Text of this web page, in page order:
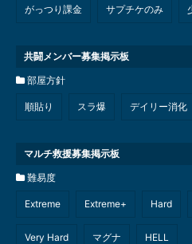
がっつり課金 サプチケのみ
共闘メンバー募集掲示板
部屋方針
順貼り スラ爆 デイリー消化
マルチ救援募集掲示板
難易度
Extreme Extreme+ Hard
Very Hard マグナ HELL